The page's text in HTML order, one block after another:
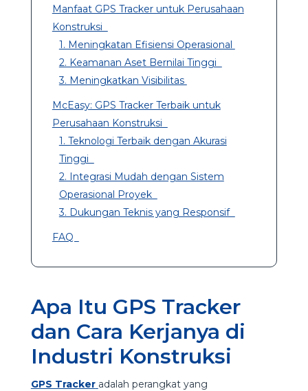
Manfaat GPS Tracker untuk Perusahaan
Konstruksi
1. Meningkatan Efisiensi Operasional
2. Keamanan Aset Bernilai Tinggi
3. Meningkatkan Visibilitas
McEasy: GPS Tracker Terbaik untuk
Perusahaan Konstruksi
1. Teknologi Terbaik dengan Akurasi
Tinggi
2. Integrasi Mudah dengan Sistem
Operasional Proyek
3. Dukungan Teknis yang Responsif
FAQ
Apa Itu GPS Tracker
dan Cara Kerjanya di
Industri Konstruksi
GPS Tracker adalah perangkat yang